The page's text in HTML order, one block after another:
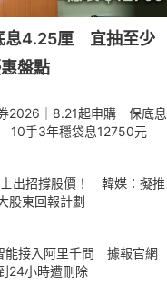
息4.25厘 宜抽至少
盤點
2026｜8.21起申購 保底息
手3年穩袋息12750元
出招撐股價！ 韓媒：擬推
股東回報計劃
能接入阿里千問 據報官網
24小時遭刪除